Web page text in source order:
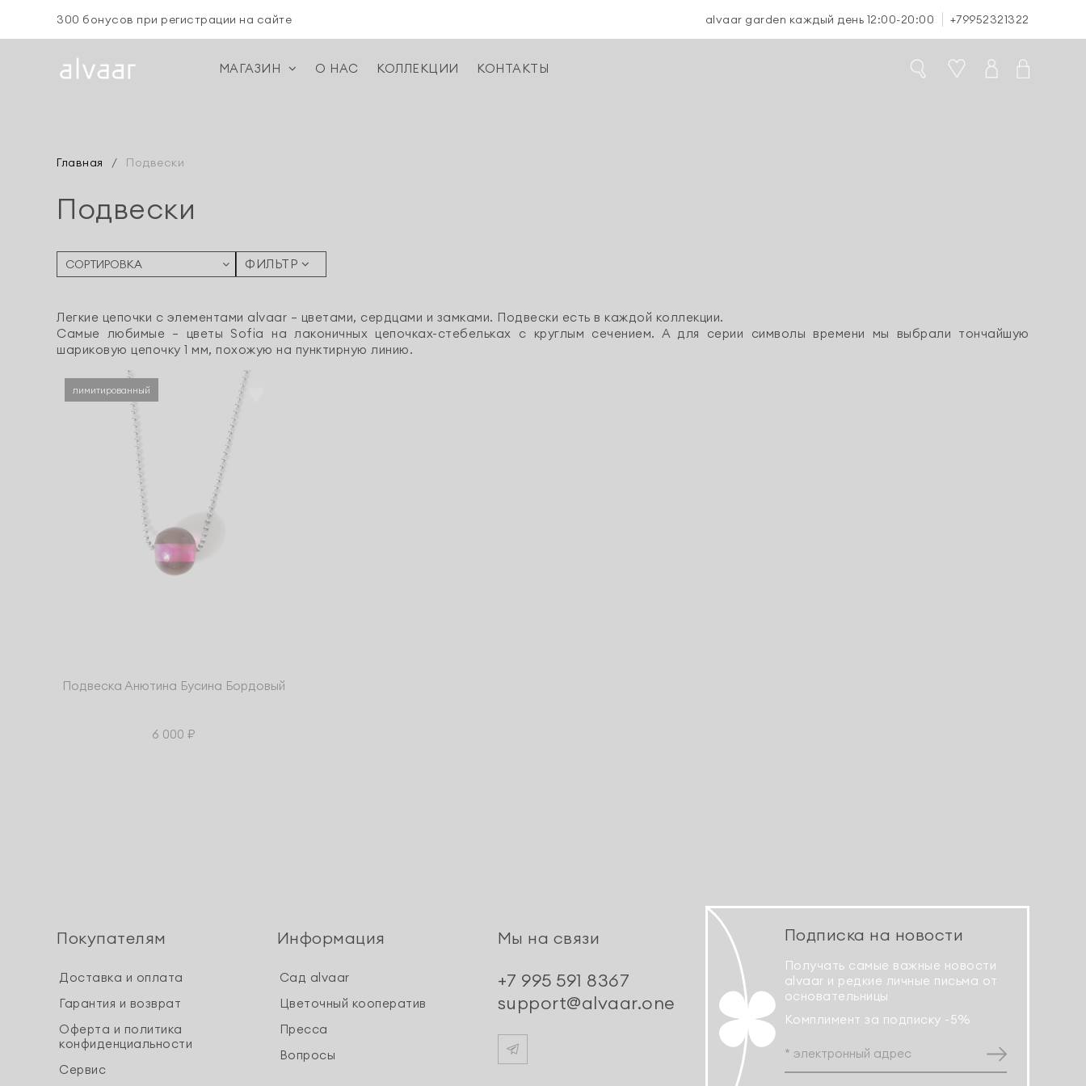
300 бонусов при регистрации на сайте alvaar garden каждый день 12:00-20:00 +79952321322
МАГАЗИН О НАС КОЛЛЕКЦИИ КОНТАКТЫ
Главная / Подвески
Подвески
ФИЛЬТР
Легкие цепочки с элементами alvaar — цветами, сердцами и замками. Подвески есть в каждой коллекции.
Самые любимые — цветы Sofia на лаконичных цепочках-стебельках с круглым сечением. А для серии символы времени мы выбрали тончайшую
шариковую цепочку 1 мм, похожую на пунктирную линию.
лимитированный
Подвеска Анютина Бусина Бордовый
6 000 ₽
Покупателям
Доставка и оплата
Гарантия и возврат
Оферта и политика
конфиденциальности
Сервис
Информация
Сад alvaar
Цветочный кооператив
Пресса
Вопросы
Мы на связи
+7 995 591 8367
support@alvaar.one
Подписка на новости
Получать самые важные новости
alvaar и редкие личные письма от
основательницы
Комплимент за подписку -5%